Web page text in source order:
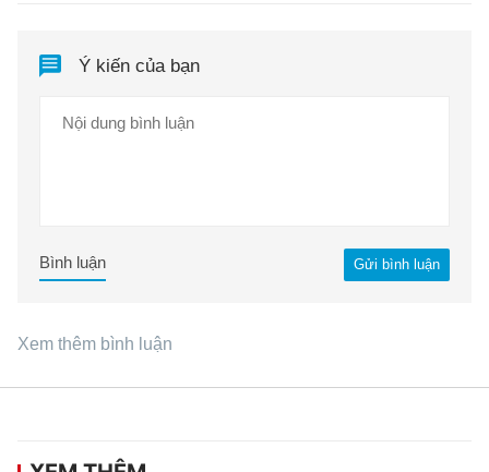
Ý kiến của bạn
Gửi bình luận
Bình luận
Xem thêm bình luận